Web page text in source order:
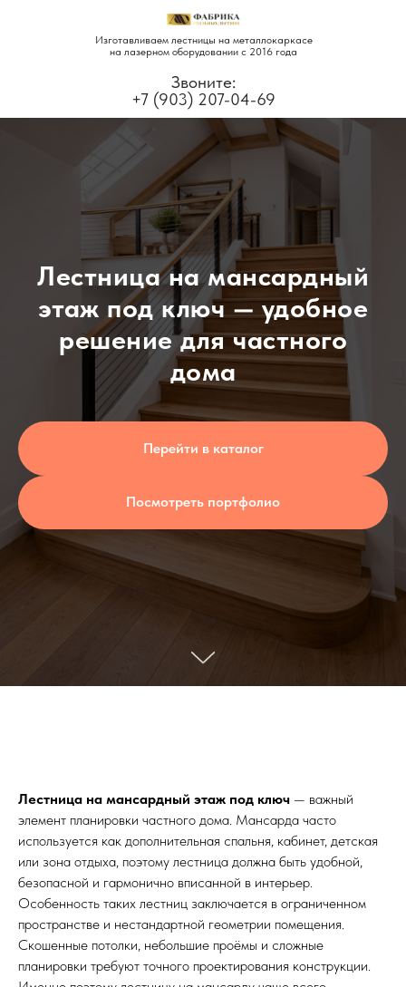
+7 (903) 207-04-69
Звоните:
Изготавливаем лестницы на металлокаркасе
на лазерном оборудовании с 2016 года
Лестница на мансардный
этаж под ключ — удобное
решение для частного
дома
Перейти в каталог
Посмотреть портфолио
Лестница на мансардный этаж под ключ — важный
элемент планировки частного дома. Мансарда часто
используется как дополнительная спальня, кабинет, детская
или зона отдыха, поэтому лестница должна быть удобной,
безопасной и гармонично вписанной в интерьер.
Особенность таких лестниц заключается в ограниченном
пространстве и нестандартной геометрии помещения.
Скошенные потолки, небольшие проёмы и сложные
планировки требуют точного проектирования конструкции.